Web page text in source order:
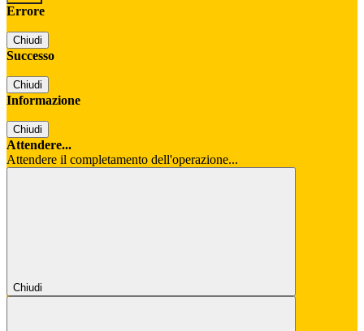
Errore
Chiudi
Successo
Chiudi
Informazione
Chiudi
Attendere...
Attendere il completamento dell'operazione...
Chiudi